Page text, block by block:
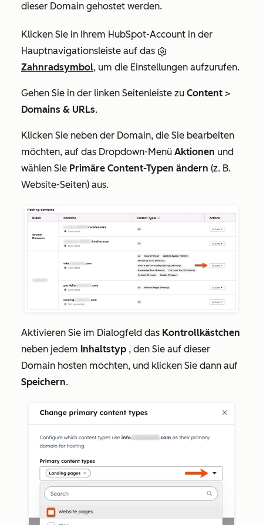
dieser Domain gehostet werden.
Klicken Sie in Ihrem HubSpot-Account in der
Hauptnavigationsleiste auf das
Zahnradsymbol, um die Einstellungen aufzurufen.
Gehen Sie in der linken Seitenleiste zu Content >
Domains & URLs.
Klicken Sie neben der Domain, die Sie bearbeiten
möchten, auf das Dropdown-Menü Aktionen und
wählen Sie Primäre Content-Typen ändern (z. B.
Website-Seiten) aus.
Aktivieren Sie im Dialogfeld das Kontrollkästchen
neben jedem Inhaltstyp , den Sie auf dieser
Domain hosten möchten, und klicken Sie dann auf
Speichern.